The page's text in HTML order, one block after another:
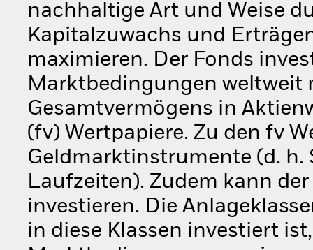
nachhaltige Art und Weise
Kapitalzuwachs und
maximieren. Der Fonds
Marktbedingungen weltweit
Gesamtvermögens in
(fv) Wertpapiere. Zu den fv
Geldmarktinstrumente (d.
Laufzeiten). Zudem kann
investieren. Die
in diese Klassen investiert